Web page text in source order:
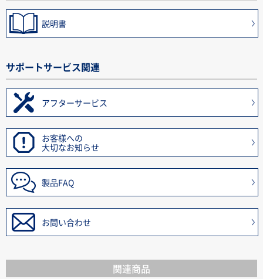
説明書
サポートサービス関連
アフターサービス
お客様への
大切なお知らせ
製品FAQ
お問い合わせ
関連商品